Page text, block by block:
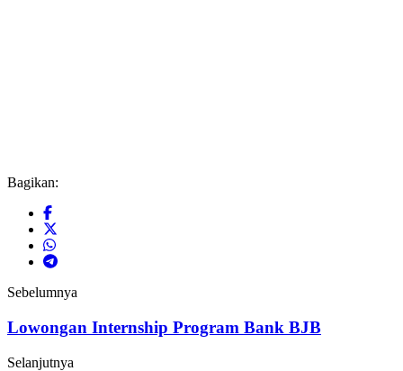
Bagikan:
Sebelumnya
Lowongan Internship Program Bank BJB
Selanjutnya